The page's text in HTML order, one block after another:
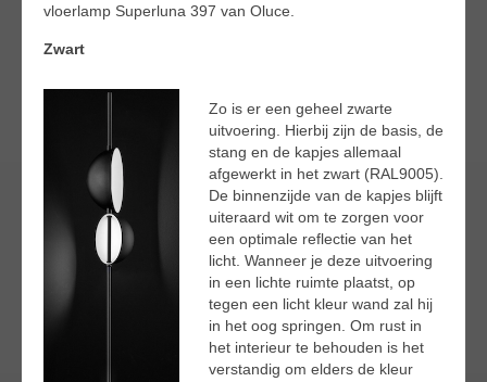
vloerlamp Superluna 397 van Oluce.
Zwart
Zo is er een geheel zwarte
uitvoering. Hierbij zijn de basis, de
stang en de kapjes allemaal
afgewerkt in het zwart (RAL9005).
De binnenzijde van de kapjes blijft
uiteraard wit om te zorgen voor
een optimale reflectie van het
licht. Wanneer je deze uitvoering
in een lichte ruimte plaatst, op
tegen een licht kleur wand zal hij
in het oog springen. Om rust in
het interieur te behouden is het
verstandig om elders de kleur